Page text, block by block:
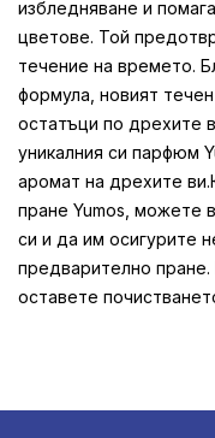
избледняване и
цветове. Той
течение на времето.
формула, новият
остатъци по дрехите
уникалния си парфюм
аромат на дрехите
пране Yumos, можете
си и да им осигурите
предварително
оставете